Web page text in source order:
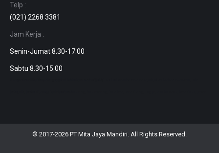
Telp :
(021) 2268 3381
Jam Kerja :
Senin-Jumat 8.30-17.00
Sabtu 8.30-15.00
© 2017-2026 PT Mita Jaya Mandiri . All Rights Reserved.